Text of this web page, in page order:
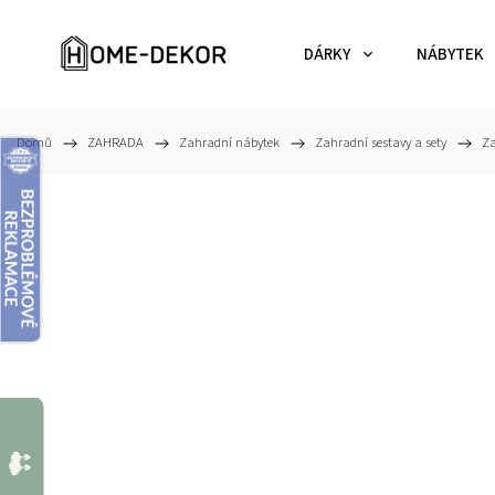
DÁRKY NÁBYTEK
Domů / ZAHRADA / Zahradní nábytek / Zahradní sestavy a sety /